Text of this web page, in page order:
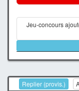
Jeu-concours
Replier (provis.)